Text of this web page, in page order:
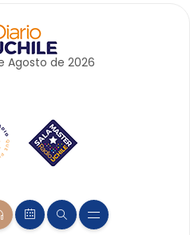
Agosto de 2026